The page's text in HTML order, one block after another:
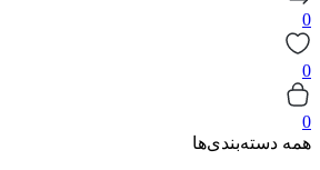
0
0
0
همه دسته‌بندی‌ها